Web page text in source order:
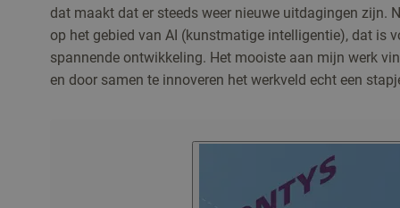
dat maakt dat er steeds weer nieuwe uitdagingen zijn.
op het gebied van AI (kunstmatige intelligentie), dat is
spannende ontwikkeling. Het mooiste aan mijn werk
en door samen te innoveren het werkveld echt een